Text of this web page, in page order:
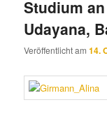
Studium
Udayana,
Veröffentlicht am14.